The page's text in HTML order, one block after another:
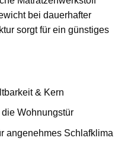
bei dauerhafter
sorgt für ein günstiges
& Kern
Wohnungstür
angenehmes Schlafklima